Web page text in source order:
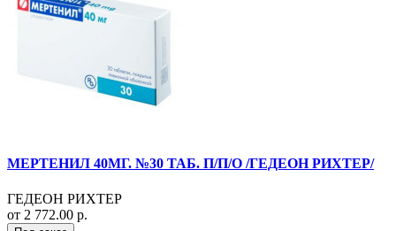
МЕРТЕНИЛ 40МГ. №30 ТАБ. П/П/О /ГЕДЕОН РИХТЕР/
ГЕДЕОН РИХТЕР
от 2 772.00 р.